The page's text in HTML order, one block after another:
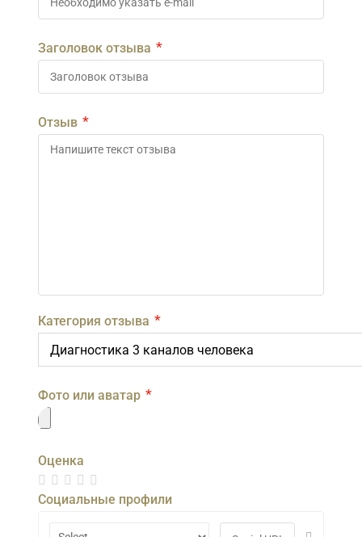
Заголовок отзыва *
Отзыв *
Категория отзыва *
Фото или аватар *
Оценка
Социальные профили